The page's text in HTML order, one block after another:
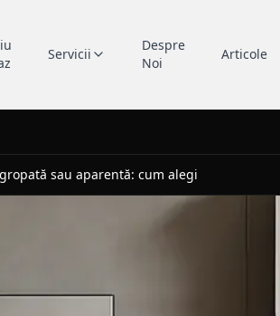
Servicii
Despre
Noi
Articole
sau aparentă: cum alegi